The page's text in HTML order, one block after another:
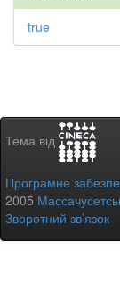
true
Тема від
Програмне
2005
Зворотний зв’язок